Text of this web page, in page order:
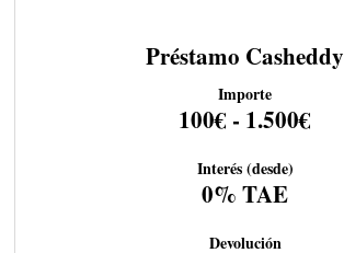
Préstamo Casheddy
Importe
100€ - 1.500€
Interés (desde)
0% TAE
Devolución